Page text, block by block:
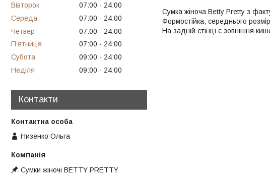
Сумка жіноча Betty Pretty з
Формостійка, середнього
На задній стінці є зовнішня
Вівторок
07:00
24:00
Середа
07:00
24:00
Четвер
07:00
24:00
Пʼятниця
07:00
24:00
Субота
09:00
24:00
Неділя
09:00 24:00
Контакти
Низенко Ольга
Сумки жіночі BETTY PRETTY